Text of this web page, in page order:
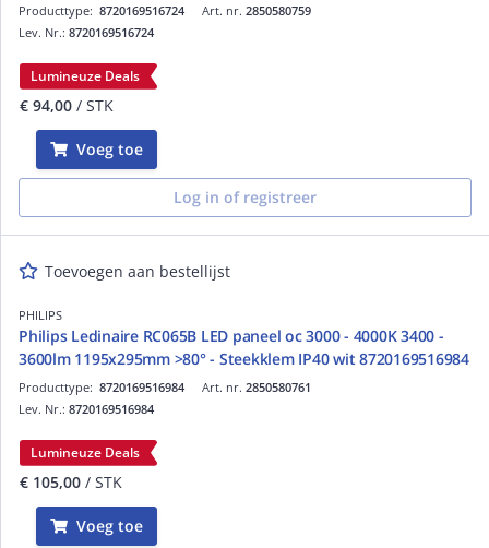
Art. nr. 2850580759
Producttype: 8720169516724
Lev. Nr.: 8720169516724
Lumineuze Deals
€ 94,00 / STK
Voeg toe
Log in of registreer
Toevoegen aan bestellijst
PHILIPS
Philips Ledinaire RC065B LED paneel oc 3000 - 4000K 3400 -
3600lm 1195x295mm >80° - Steekklem IP40 wit 8720169516984
Art. nr. 2850580761
Producttype: 8720169516984
Lev. Nr.: 8720169516984
Lumineuze Deals
€ 105,00 / STK
Voeg toe